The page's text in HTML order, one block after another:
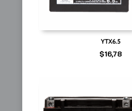
YTX6.5
$16,78